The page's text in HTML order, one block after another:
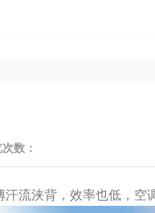
数：
流浃背，效率也低，空